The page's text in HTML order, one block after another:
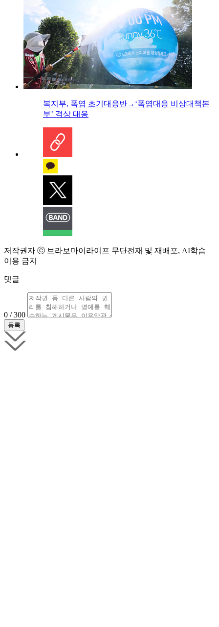
복지부, 폭염 초기대응반→‘폭염대응 비상대책본
부’ 격상 대응
저작권자 ⓒ 브라보마이라이프 무단전재 및 재배포, AI학습
이용 금지
댓글
0 / 300